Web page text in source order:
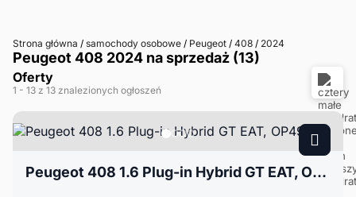
Strona główna / samochody osobowe / Peugeot / 408 / 2024
Peugeot 408 2024 na sprzedaż (13)
Oferty
1 - 13 z 13 znalezionych ogłoszeń
Peugeot 408 1.6 Plug-in Hybrid GT EAT, OP4926V